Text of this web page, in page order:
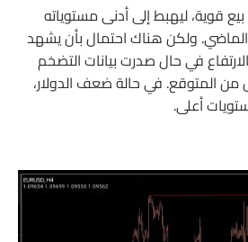
قوية، ليهبط إلى أدنى مستوياته
ولكن هناك احتمال بأن يشهد
في حال صدرت بيانات التضخم
من المتوقع. في حالة ضعف الدولار،
أعلى.